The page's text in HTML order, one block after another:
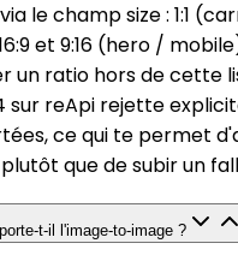
le champ size : 1:1
et 9:16 (hero /
un ratio hors de cette
sur reApi rejette
ce qui te permet
que de subir un
t-il l'image-to-image ?